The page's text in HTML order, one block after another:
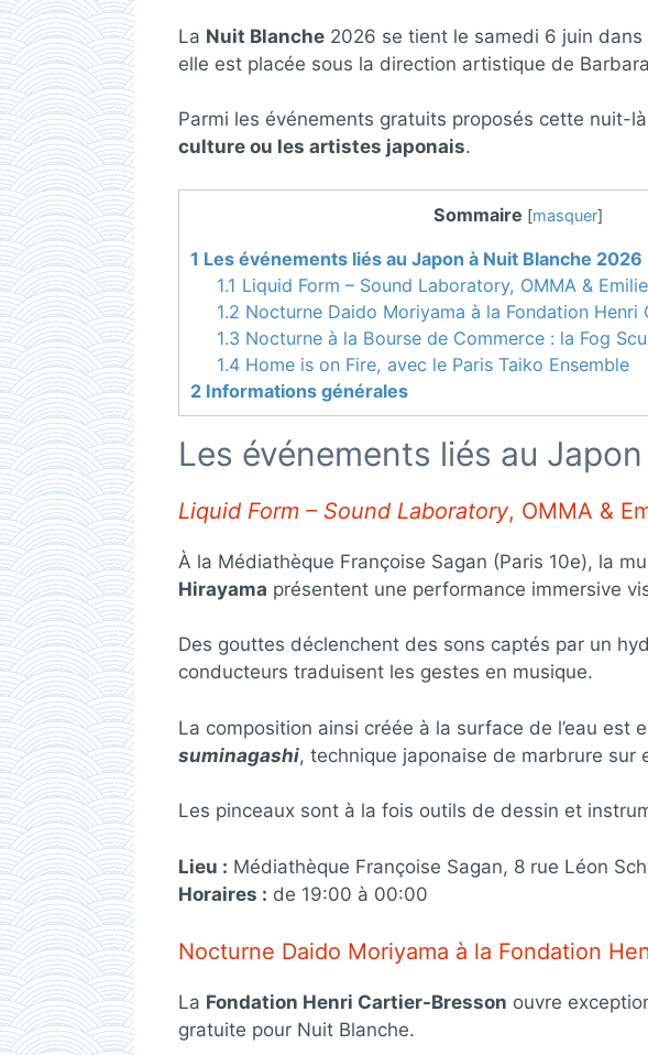
La Nuit Blanche 2026 se tient le samedi 6 juin
elle est placée sous la direction artistique de
Parmi les événements gratuits proposés cette nuit-
culture ou les artistes japonais.
Sommaire [masquer]
1 Les événements liés au Japon à Nuit Blanche 2026
1.1 Liquid Form – Sound Laboratory, OMMA &
1.2 Nocturne Daido Moriyama à la Fondation Henri
1.3 Nocturne à la Bourse de Commerce : la Fog
1.4 Home is on Fire, avec le Paris Taiko Ensemble
2 Informations générales
Les événements liés au
Liquid Form – Sound Laboratory, OMMA &
À la Médiathèque Françoise Sagan (Paris 10e), la
Hirayama présentent une performance immersive
Des gouttes déclenchent des sons captés par un
conducteurs traduisent les gestes en musique.
La composition ainsi créée à la surface de l’eau est
suminagashi, technique japonaise de marbrure sur
Les pinceaux sont à la fois outils de dessin et
Lieu : Médiathèque Françoise Sagan, 8 rue Léon
Horaires : de 19:00 à 00:00
Nocturne Daido Moriyama à la Fondation
La Fondation Henri Cartier-Bresson ouvre
gratuite pour Nuit Blanche.